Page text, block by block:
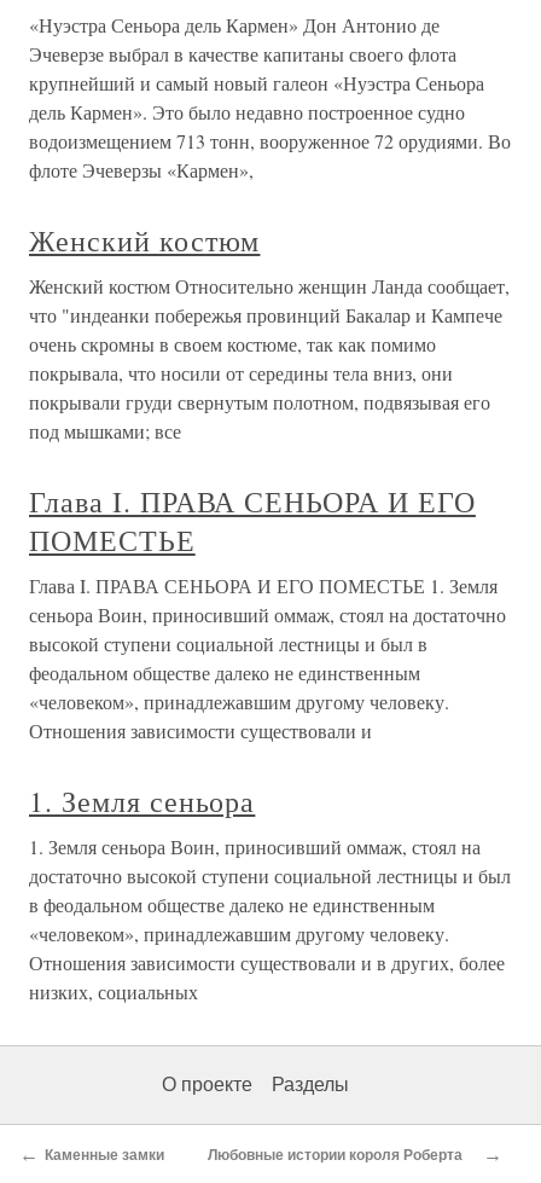
«Нуэстра Сеньора дель Кармен» Дон Антонио де
Эчеверзе выбрал в качестве капитаны своего флота
крупнейший и самый новый галеон «Нуэстра Сеньора
дель Кармен». Это было недавно построенное судно
водоизмещением 713 тонн, вооруженное 72 орудиями. Во
флоте Эчеверзы «Кармен»,
Женский костюм
Женский костюм Относительно женщин Ланда сообщает,
что "индеанки побережья провинций Бакалар и Кампече
очень скромны в своем костюме, так как помимо
покрывала, что носили от середины тела вниз, они
покрывали груди свернутым полотном, подвязывая его
под мышками; все
Глава I. ПРАВА СЕНЬОРА И ЕГО
ПОМЕСТЬЕ
Глава I. ПРАВА СЕНЬОРА И ЕГО ПОМЕСТЬЕ 1. Земля
сеньора Воин, приносивший оммаж, стоял на достаточно
высокой ступени социальной лестницы и был в
феодальном обществе далеко не единственным
«человеком», принадлежавшим другому человеку.
Отношения зависимости существовали и
1. Земля сеньора
1. Земля сеньора Воин, приносивший оммаж, стоял на
достаточно высокой ступени социальной лестницы и был
в феодальном обществе далеко не единственным
«человеком», принадлежавшим другому человеку.
Отношения зависимости существовали и в других, более
низких, социальных
О проекте Разделы
← Каменные замки Любовные истории короля Роберта →